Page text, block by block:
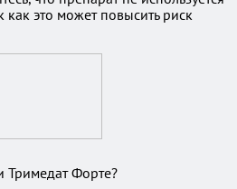
как это может повысить риск
Тримедат Форте?